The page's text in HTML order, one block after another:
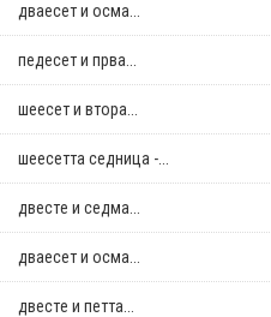
дваесет и осма...
педесет и прва...
шеесет и втора...
шеесетта седница -...
двестe и седма...
дваесет и осма...
двестe и петта...